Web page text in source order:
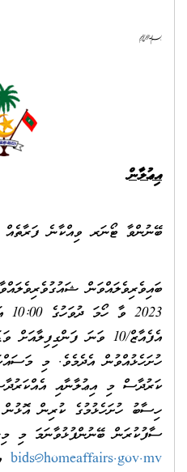
`
އިޢުލާން
މި
ބޭނުންވާ ޓޯނަރ ވިއްކާނެ ފަރާތެއް
ވީމާ، މި
އެފެއާޒް/10 ވަނަ
ހުށަހެޅުއްވުން އެދެމެވެ. މި
ކަރުދާސް މި އިޢުލާނާއި
ހިސާބު ހުށަހެޅުމުގެ ކުރިން
ސާފުކުރަން ބޭނުންފުޅުވާނަމަ މި
bids@homeaffairs.gov.mv